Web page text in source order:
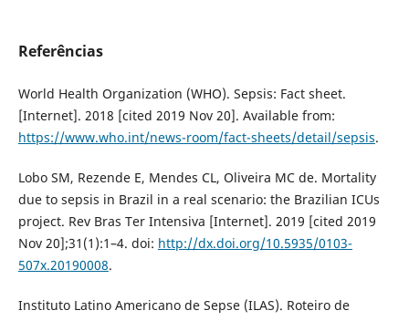
Referências
World Health Organization (WHO). Sepsis: Fact sheet.
[Internet]. 2018 [cited 2019 Nov 20]. Available from:
https://www.who.int/news-room/fact-sheets/detail/sepsis.
Lobo SM, Rezende E, Mendes CL, Oliveira MC de. Mortality
due to sepsis in Brazil in a real scenario: the Brazilian ICUs
project. Rev Bras Ter Intensiva [Internet]. 2019 [cited 2019
Nov 20];31(1):1–4. doi: http://dx.doi.org/10.5935/0103-
507x.20190008.
Instituto Latino Americano de Sepse (ILAS). Roteiro de